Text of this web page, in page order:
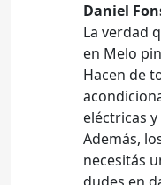
Daniel
La verdad
en Melo
Hacen de
eléctricas
Además,
necesitás